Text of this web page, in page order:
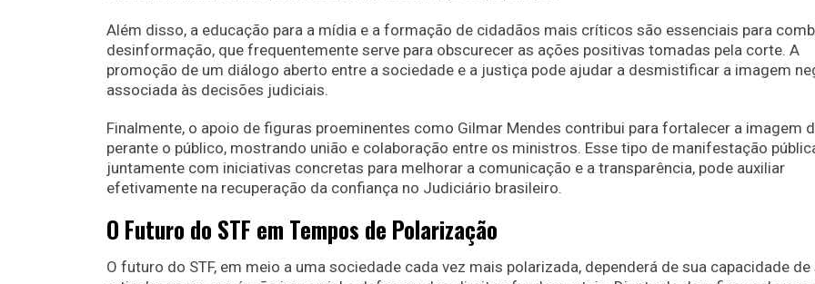
Além disso, a educação para a mídia e a formação de cidadãos mais críticos são essenciais para
desinformação, que frequentemente serve para obscurecer as ações positivas tomadas pela corte. A
promoção de um diálogo aberto entre a sociedade e a justiça pode ajudar a desmistificar a imagem
associada às decisões judiciais.
Finalmente, o apoio de figuras proeminentes como Gilmar Mendes contribui para fortalecer a imagem
perante o público, mostrando união e colaboração entre os ministros. Esse tipo de manifestação
juntamente com iniciativas concretas para melhorar a comunicação e a transparência, pode auxiliar
efetivamente na recuperação da confiança no Judiciário brasileiro.
O Futuro do STF em Tempos de Polarização
O futuro do STF, em meio a uma sociedade cada vez mais polarizada, dependerá de sua capacidade de